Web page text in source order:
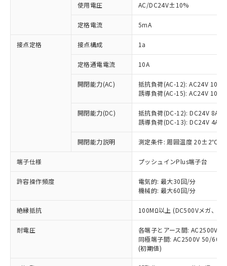
使用電圧 AC/DC24V±10%
定格電流 5mA
接点定格 接点構成 1a
定格通電電流 10A
開閉能力(AC)
抵抗負荷(AC-12): AC24V 10A/
誘導負荷(AC-15): AC24V
開閉能力(DC)
抵抗負荷(DC-12): DC24V 8A/
誘導負荷(DC-13): DC24V 4A/
開閉能力説明 測定条件: 周囲温度 20±2℃、
端子仕様 プッシュインPlus端子台
許容操作頻度
電気的: 最大30回/分
機械的: 最大60回/分
絶縁抵抗 100MΩ以上 (DC500Vメガ、点
耐電圧
各端子とアース間: AC2500V
同極端子間: AC2500V 50/
(初期値)
ご利用条件
以下の条件をお読みいただき、同意のうえ
ご利用ください。
本サービスは、当社制御機器事業取扱
商品の当社在庫状況および標準価格
(税抜)を提供させていただくもので
当社制御機器事業取扱商品の中には、
本サービスの対象外となる商品もある
ことをご了承ください。
在庫状況および標準価格照会結果は、
記載している更新日時点での社内デー
タに基づき作成されるものであり、閲
覧された時点での実際の在庫および標
準価格とは異なる場合があることをご
※1 対応状況
対応済み：EU RoHS指令（10物質）の
非含有に対応した製品が提供可能な商品で
対応予定：EU RoHS指令（10物質）の非含
有に対応した製品に切り替える予定のある
対応予定なし：EU RoHS指令（10物質）の
非含有に非対応の商品で、対応品を出す予
定はありません。
調査・確認中：EU RoHS指令（10物質）の
非含有の対応状況を調査中または確認中の
非該当品：ライセンス料など無形物で、有
害物質有無と関係のない商品です。
仕入先様の事情により、非含有部品として
いたものが、含有品と判明した場合などや
むを得ず変更することがあります。
鉛(Pb) 1000ppm以下、 水銀(Hg) 1000ppm以下、 カド
六価クロム(Cr(Ⅵ)) 1000ppm以下、ポリ臭化ビフェニル
類(PBB) 1000ppm以下、ポリ臭化ジフェニルエーテル類
(PBDE) 1000ppm以下、フタル酸ビス(2-エチルヘキシ
※1 中国RoHS○×表
「○」：最大均質材料含有率が中国RoHSの
基準値以下であることを示します。
「×」：最大均質材料含有率が中国RoHSの
基準値を超えていることを示します。
「－」：未確認です。当社販売部門へお問
い合わせください。
*中国RoHS10物質の基準値 (GB/T26572)：
Pb(鉛) :1000ppm、 Hg(水銀) : 1000ppm、 Cd(カドミウ
Cr(Ⅵ)(六価クロム) : 1000ppm、 PBBs(ポリ臭化ビフェ
当社は、これら貴社製品のうち、外国
為替および外国貿易法に定める商品
（以下｢規制貨物等」という）を輸出
国政府の輸出許可(または役務取引許
可)を取得するなどの必要な手続きを